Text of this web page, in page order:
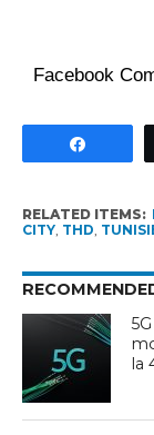
Facebook
RELATED ITEMS:
CITY, THD
la